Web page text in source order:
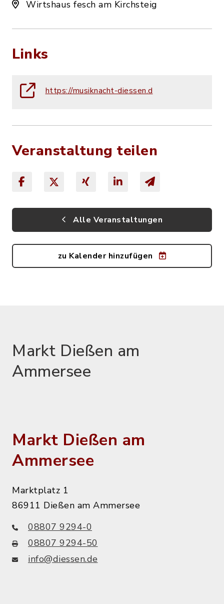
Wirtshaus fesch am Kirchsteig
Links
https://musiknacht-diessen.d
Veranstaltung teilen
Alle Veranstaltungen
zu Kalender hinzufügen
Markt Dießen am
Ammersee
Markt Dießen am
Ammersee
Marktplatz 1
86911 Dießen am Ammersee
08807 9294-0
08807 9294-50
info@diessen.de